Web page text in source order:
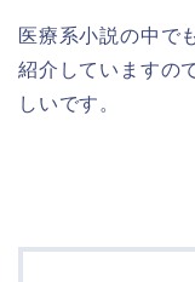
医療系小説の中で
紹介していますの
しいです。